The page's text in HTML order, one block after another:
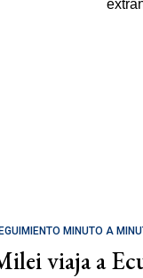
MINUTO A
viaja a